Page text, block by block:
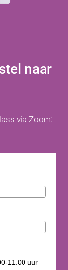
naar
via Zoom:
11.00 uur